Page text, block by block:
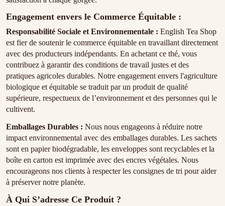
Engagement envers le Commerce Équitable :
Responsabilité Sociale et Environnementale : English Tea Shop
est fier de soutenir le commerce équitable en travaillant directement
avec des producteurs indépendants. En achetant ce thé, vous
contribuez à garantir des conditions de travail justes et des
pratiques agricoles durables. Notre engagement envers l'agriculture
biologique et équitable se traduit par un produit de qualité
supérieure, respectueux de l’environnement et des personnes qui le
cultivent.
Emballages Durables : Nous nous engageons à réduire notre
impact environnemental avec des emballages durables. Les sachets
sont en papier biodégradable, les enveloppes sont recyclables et la
boîte en carton est imprimée avec des encres végétales. Nous
encourageons nos clients à respecter les consignes de tri pour aider
à préserver notre planète.
À Qui S’adresse Ce Produit ?